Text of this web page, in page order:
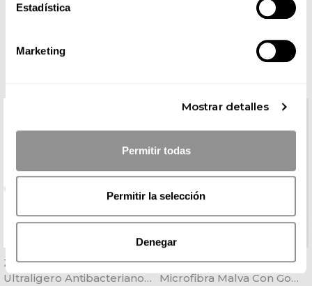
Estadística
Marketing
Mostrar detalles
Permitir todas
Permitir la selección
Denegar
COMPLETA TU LOOK
Zueco Eva Violeta
Ultraligero Antibacteriano -
Pantalón Pijama De
Microfibra Malva Con Goma